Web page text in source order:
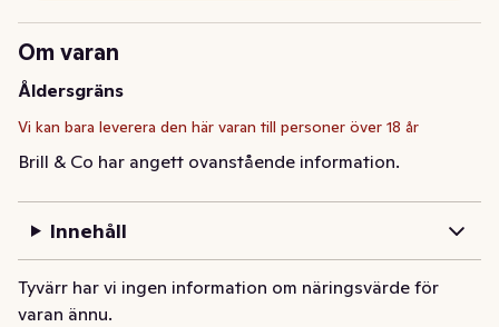
Om varan
Åldersgräns
Vi kan bara leverera den här varan till personer över 18 år
Brill & Co har angett ovanstående information.
Innehåll
Tyvärr har vi ingen information om näringsvärde för
varan ännu.